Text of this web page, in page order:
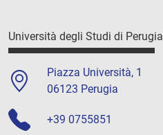
Università degli Studi di Perugia
Piazza Università, 1
06123 Perugia
+39 0755851